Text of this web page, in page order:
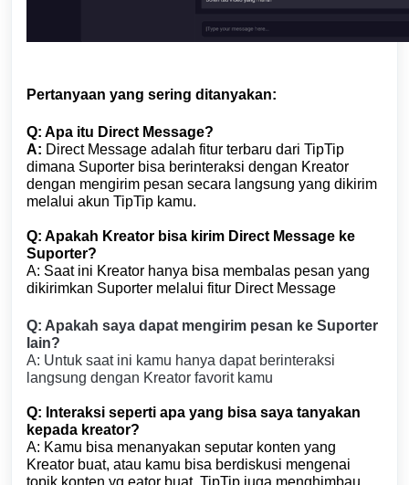
Pertanyaan yang sering ditanyakan:
Q: Apa itu Direct Message?
A: Direct Message adalah fitur terbaru dari TipTip
dimana Suporter bisa berinteraksi dengan Kreator
dengan mengirim pesan secara langsung yang dikirim
melalui akun TipTip kamu.
Q: Apakah Kreator bisa kirim Direct Message ke
Suporter?
A: Saat ini Kreator hanya bisa membalas pesan yang
dikirimkan Suporter melalui fitur Direct Message
Q: Apakah saya dapat mengirim pesan ke Suporter
lain?
A: Untuk saat ini kamu hanya dapat berinteraksi
langsung dengan Kreator favorit kamu
Q: Interaksi seperti apa yang bisa saya tanyakan
kepada kreator?
A: Kamu bisa menanyakan seputar konten yang
Kreator buat, atau kamu bisa berdiskusi mengenai
topik konten yg eator buat, TipTip juga menghimbau